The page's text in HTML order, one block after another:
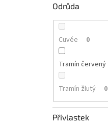
Odrůda
Cuvée 0
Tramín červený
Tramín žlutý 0
Přívlastek